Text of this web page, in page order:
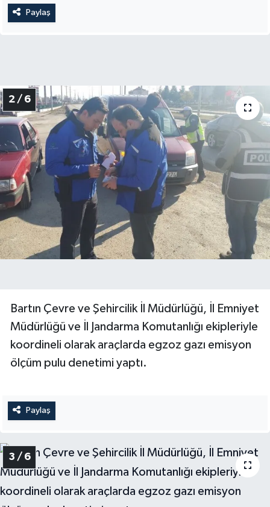
Paylaş
2 / 6
Bartın Çevre ve Şehircilik İl Müdürlüğü, İl Emniyet
Müdürlüğü ve İl Jandarma Komutanlığı ekipleriyle
koordineli olarak araçlarda egzoz gazı emisyon
ölçüm pulu denetimi yaptı.
Paylaş
3 / 6